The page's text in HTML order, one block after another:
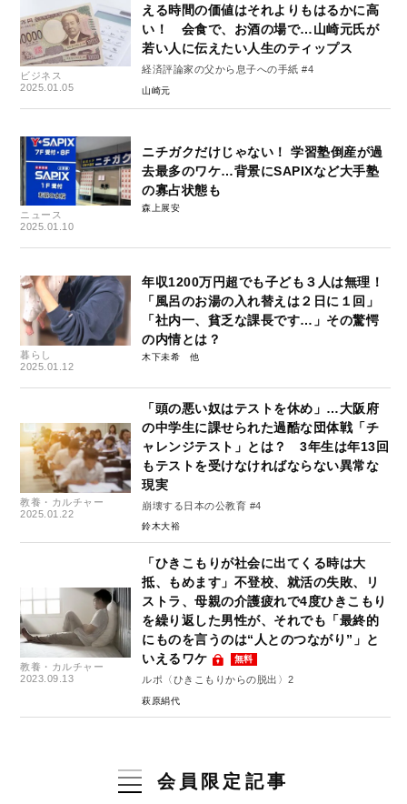
ビジネス
2025.01.05
える時間の価値はそれよりもはるかに高
い！ 会食で、お酒の場で…山崎元氏が
若い人に伝えたい人生のティップス
経済評論家の父から息子への手紙 #4
山崎元
ニュース
2025.01.10
ニチガクだけじゃない！ 学習塾倒産が過
去最多のワケ…背景にSAPIXなど大手塾
の寡占状態も
森上展安
暮らし
2025.01.12
年収1200万円超でも子ども３人は無理！
「風呂のお湯の入れ替えは２日に１回」
「社内一、貧乏な課長です…」その驚愕
の内情とは？
木下未希
教養・カルチャー
2025.01.22
「頭の悪い奴はテストを休め」…大阪府
の中学生に課せられた過酷な団体戦「チ
ャレンジテスト」とは？ 3年生は年13回
もテストを受けなければならない異常な
現実
崩壊する日本の公教育 #4
鈴木大裕
教養・カルチャー
2023.09.13
「ひきこもりが社会に出てくる時は大
抵、もめます」不登校、就活の失敗、リ
ストラ、母親の介護疲れで4度ひきこもり
を繰り返した男性が、それでも「最終的
にものを言うのは“人とのつながり”」と
いえるワケ
無料
ルポ〈ひきこもりからの脱出〉2
萩原絹代
会員限定記事